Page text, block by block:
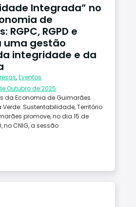
Integrada” no
de
RGPC, RGPD e
uma gestão
integridade e da
,Eventos
Outubro de 2025
da Economia de Guimarães
Verde: Sustentabilidade, Território
promove, no dia 15 de
no CNIG, a sessão